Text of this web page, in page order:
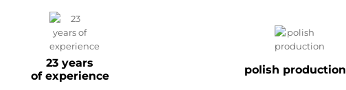
23 years
of experience
polish production